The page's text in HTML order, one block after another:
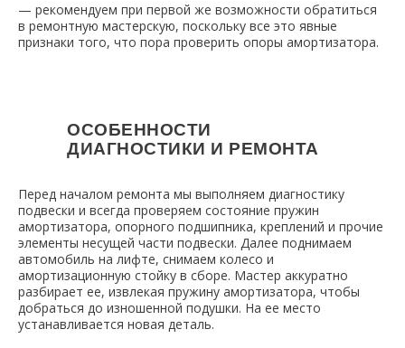
— рекомендуем при первой же возможности обратиться
в ремонтную мастерскую, поскольку все это явные
признаки того, что пора проверить опоры амортизатора.
ОСОБЕННОСТИ
ДИАГНОСТИКИ И РЕМОНТА
Перед началом ремонта мы выполняем диагностику
подвески и всегда проверяем состояние пружин
амортизатора, опорного подшипника, креплений и прочие
элементы несущей части подвески. Далее поднимаем
автомобиль на лифте, снимаем колесо и
амортизационную стойку в сборе. Мастер аккуратно
разбирает ее, извлекая пружину амортизатора, чтобы
добраться до изношенной подушки. На ее место
устанавливается новая деталь.